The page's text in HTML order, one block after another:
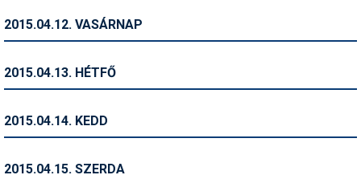
Sífelszerelés
Símánia
2015.04.12. VASÁRNAP
2015.04.13. HÉTFŐ
2015.04.14. KEDD
2015.04.15. SZERDA